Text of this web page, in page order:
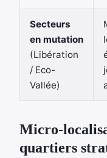
Secteurs
en mutation
(Libération
/ Eco-
Vallée)
Micro-
quartiers